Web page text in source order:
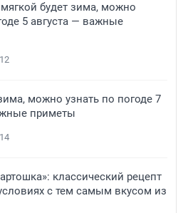
будет зима, можно
5 августа — важные
12
можно узнать по погоде 7
приметы
14
классический рецепт
с тем самым вкусом из